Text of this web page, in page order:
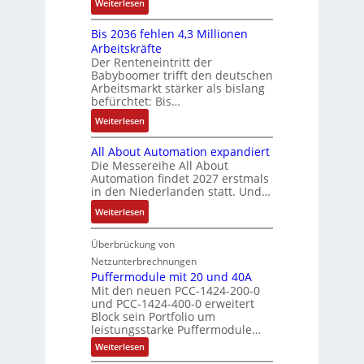
n
a
h
m
e
,
g
e
p
ä
g
t
d
u
r
d
a
s
A
u
y
s
e
m
e
f
ü
h
r
e
r
z
u
m
V
o
r
s
t
a
d
d
e
s
V
D
M
A
-
E
r
g
e
b
n
i
s
s
e
b
e
s
t
ä
t
i
g
e
n
J
a
e
b
s
-
u
n
d
M
a
r
k
e
t
n
e
i
t
e
r
b
Weiterlesen
K
I
b
r
a
u
c
h
t
S
t
r
u
k
u
r
Bis 2036 fehlen 4,3 Millionen
Arbeitskräfte
Der Renteneintritt der
Babyboomer trifft den deutschen
Arbeitsmarkt stärker als bislang
befürchtet: Bis…
Weiterlesen:
B
i
s
2
0
3
6
f
e
h
l
e
n
4
,
All About Automation expandiert
Die Messereihe All About
Automation findet 2027 erstmals
in den Niederlanden statt. Und…
Weiterlesen:
A
l
A
b
o
u
t
A
Überbrückung von
Netzunterbrechnungen
Puffermodule mit 20 und 40A
Mit den neuen PCC-1424-200-0
und PCC-1424-400-0 erweitert
Block sein Portfolio um
leistungsstarke Puffermodule…
Weiterlesen:
P